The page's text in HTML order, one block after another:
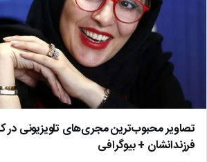
تصاویر محبوب‌ترین مجری‌های تلویزیونی در
فرزندانشان + بیوگرافی